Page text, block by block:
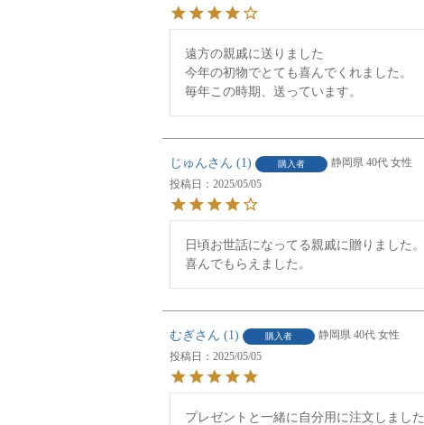
遠方の親戚に送りました
今年の初物でとても喜んでくれました。
毎年この時期、送っています。
じゅん 1 購入者 静岡県 40代 女性
投稿日
2025/05/05
日頃お世話になってる親戚に贈りました。
喜んでもらえました。
むぎ 1 購入者 静岡県 40代 女性
投稿日
2025/05/05
プレゼントと一緒に自分用に注文しました